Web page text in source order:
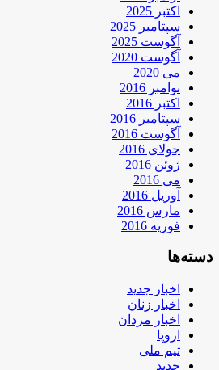
اکتبر 2025
سپتامبر 2025
آگوست 2025
آگوست 2020
می 2020
نوامبر 2016
اکتبر 2016
سپتامبر 2016
آگوست 2016
جولای 2016
ژوئن 2016
می 2016
آوریل 2016
مارس 2016
فوریه 2016
دسته‌ها
اخبار جدید
اخبار زنان
اخبار مردان
اروپا
تیم ملی
جدید